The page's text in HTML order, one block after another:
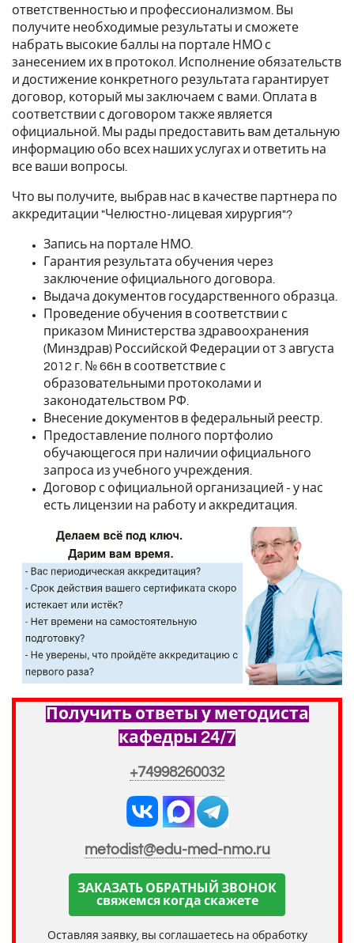
ответственностью и профессионализмом. Вы
получите необходимые результаты и сможете
набрать высокие баллы на портале НМО с
занесением их в протокол. Исполнение обязательств
и достижение конкретного результата гарантирует
договор, который мы заключаем с вами. Оплата в
соответствии с договором также является
официальной. Мы рады предоставить вам детальную
информацию обо всех наших услугах и ответить на
все ваши вопросы.
Что вы получите, выбрав нас в качестве партнера по
аккредитации "Челюстно-лицевая хирургия"?
Запись на портале НМО.
Гарантия результата обучения через
заключение официального договора.
Выдача документов государственного образца.
Проведение обучения в соответствии с
приказом Министерства здравоохранения
(Минздрав) Российской Федерации от 3 августа
2012 г. № 66н в соответствие с
образовательными протоколами и
законодательством РФ.
Внесение документов в федеральный реестр.
Предоставление полного портфолио
обучающегося при наличии официального
запроса из учебного учреждения.
Договор с официальной организацией - у нас
есть лицензии на работу и аккредитация.
Получить ответы у методиста
кафедры 24/7
+74998260032
metodist@edu-med-nmo.ru
ЗАКАЗАТЬ ОБРАТНЫЙ ЗВОНОК
свяжемся когда скажете
Оставляя заявку, вы соглашаетесь на обработку